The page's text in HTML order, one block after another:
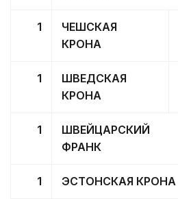
1
ЧЕШСКАЯ
КРОНА
1
ШВЕДСКАЯ
КРОНА
1
ШВЕЙЦАРСКИЙ
ФРАНК
1 ЭСТОНСКАЯ КРОНА